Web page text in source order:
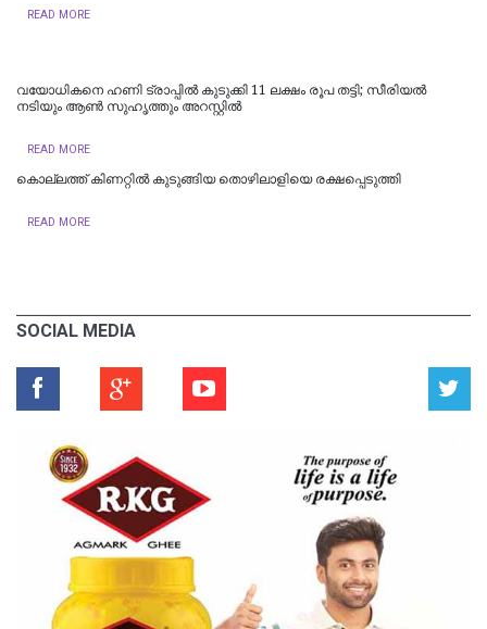
READ MORE
വയോധികനെ ഹണി ട്രാപ്പില്‍ കുടുക്കി 11 ലക്ഷം രൂപ തട്ടി; സീരിയല്‍
നടിയും ആണ്‍ സുഹൃത്തും അറസ്റ്റില്‍
READ MORE
കൊല്ലത്ത് കിണറ്റിൽ കുടുങ്ങിയ തൊഴിലാളിയെ രക്ഷപ്പെടുത്തി
READ MORE
SOCIAL MEDIA